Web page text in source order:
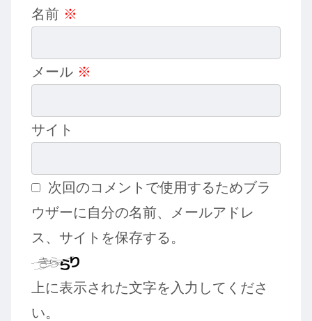
名前 ※
メール ※
サイト
次回のコメントで使用するためブラ
ウザーに自分の名前、メールアドレ
ス、サイトを保存する。
上に表示された文字を入力してくださ
い。